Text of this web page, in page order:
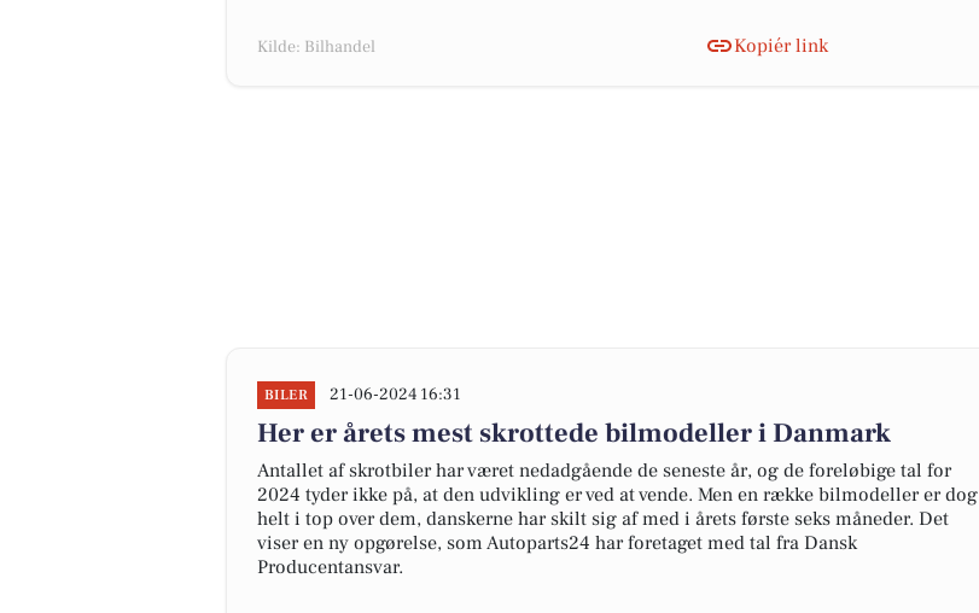
Kilde: Bilhandel Kopiér link
BILER 21-06-2024 16:31
Her er årets mest skrottede bilmodeller i Danmark
Antallet af skrotbiler har været nedadgående de seneste år, og de foreløbige tal for
2024 tyder ikke på, at den udvikling er ved at vende. Men en række bilmodeller er dog
helt i top over dem, danskerne har skilt sig af med i årets første seks måneder. Det
viser en ny opgørelse, som Autoparts24 har foretaget med tal fra Dansk
Producentansvar.